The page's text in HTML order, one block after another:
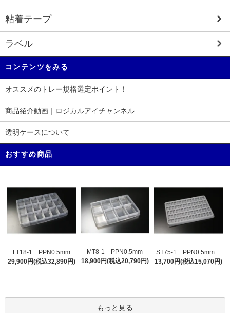
粘着テープ
ラベル
コンテンツをみる
オススメのトレー規格選定ポイント！
商品紹介動画｜ロジカルアイチャンネル
透明ケースについて
おすすめ商品
LT18-1 PPN0.5mm
29,900円(税込32,890円)
MT8-1 PPN0.5mm
18,900円(税込20,790円)
ST75-1 PPN0.5mm
13,700円(税込15,070円)
もっと見る